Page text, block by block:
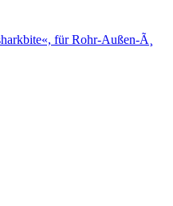
für Rohr-Außen-Ã¸